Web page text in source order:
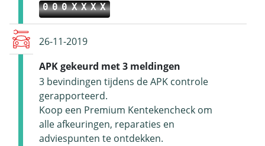
000XXXX
26-11-2019
APK gekeurd met 3 meldingen
3 bevindingen tijdens de APK controle
gerapporteerd.
Koop een Premium Kentekencheck om
alle afkeuringen, reparaties en
adviespunten te ontdekken.